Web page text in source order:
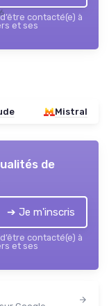
contacté(e) à
et ses
Mistral
de
➔ Je m'inscris
contacté(e) à
et ses